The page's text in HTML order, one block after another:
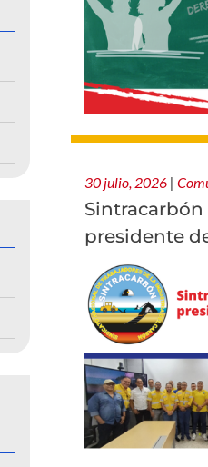
30 julio, 2026 |
Sintracarbón
presidente